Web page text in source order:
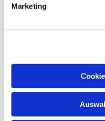
Marketing